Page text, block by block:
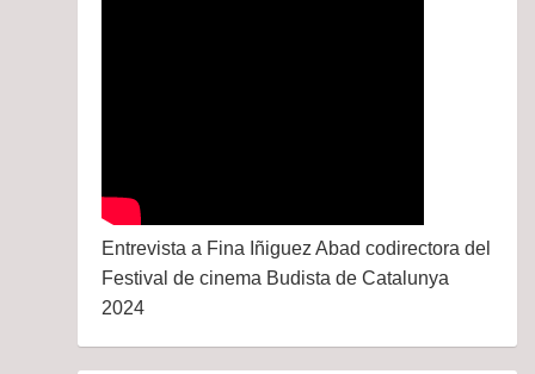
Entrevista a Fina Iñiguez Abad codirectora del
Festival de cinema Budista de Catalunya
2024